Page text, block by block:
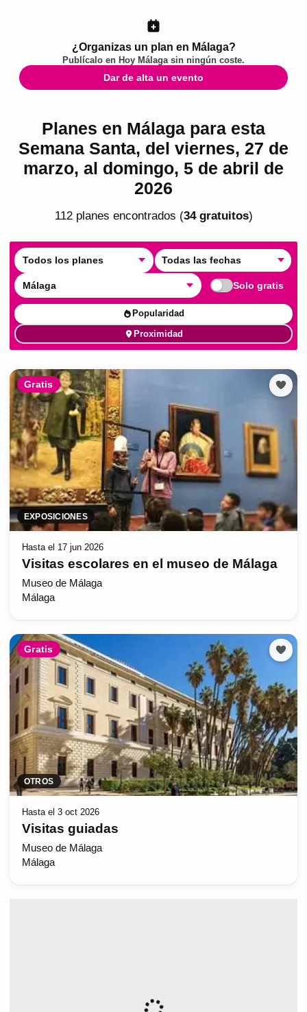
¿Organizas un plan en Málaga?
Publícalo en Hoy Málagasin ningún coste.
Dar de alta un evento
Planes en Málaga para esta
Semana Santa, del viernes, 27 de
marzo, al domingo, 5 de abril de
2026
112planes encontrados (34gratuitos)
Todos los planes Todas las fechas
Málaga Solo gratis
Popularidad
Proximidad
Gratis
EXPOSICIONES
Hasta el 17 jun 2026
Visitas escolares en el museo de Málaga
Museo de Málaga
Málaga
Gratis
OTROS
Hasta el 3 oct 2026
Visitas guiadas
Museo de Málaga
Málaga